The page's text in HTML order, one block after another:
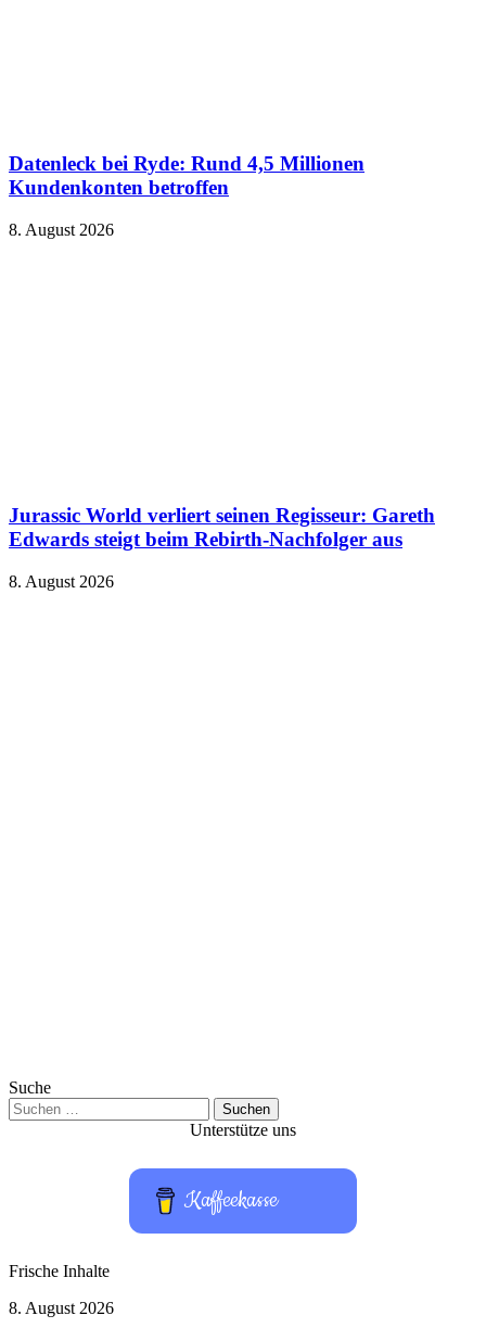
Datenleck bei Ryde: Rund 4,5 Millionen
Kundenkonten betroffen
8. August 2026
Jurassic World verliert seinen Regisseur: Gareth
Edwards steigt beim Rebirth-Nachfolger aus
8. August 2026
Suche
Suchen
nach:
Unterstütze uns
Kaffeekasse
Frische Inhalte
Hardware-
8. August 2026